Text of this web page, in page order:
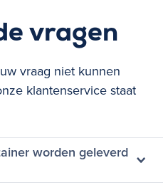
vragen
vraag niet kunnen
klantenservice staat
worden geleverd